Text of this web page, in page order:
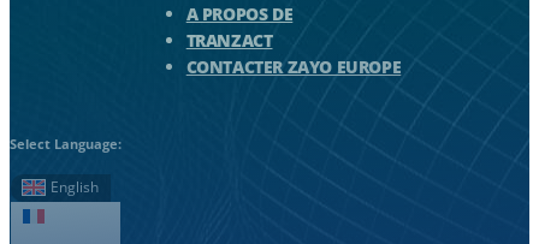
A PROPOS DE
TRANZACT
CONTACTER ZAYO EUROPE
Select Language:
English